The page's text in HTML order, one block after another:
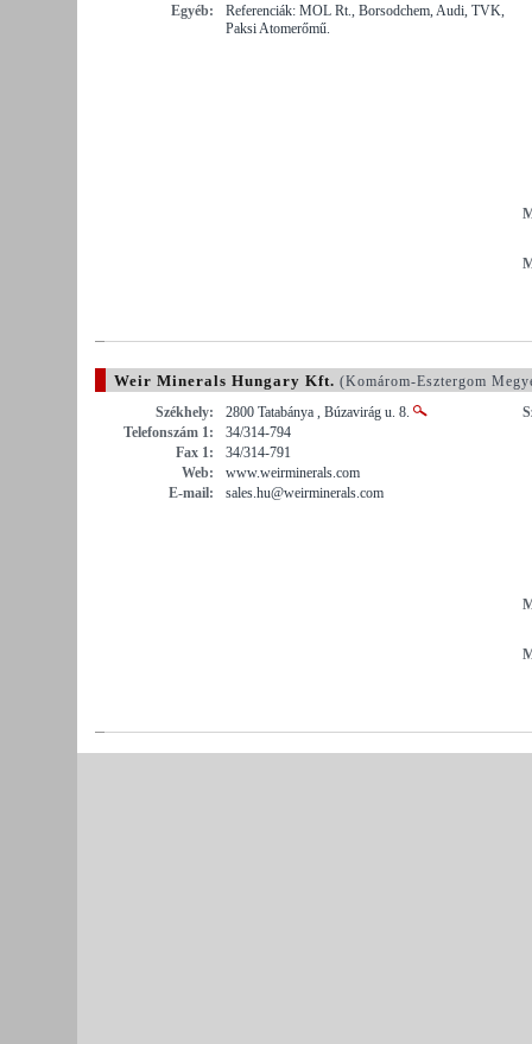
Egyéb:
Referenciák: MOL Rt., Borsodchem, Audi, TVK,
Paksi Atomerőmű.
Weir Minerals Hungary Kft. (Komárom-Esztergom
Székhely:
2800 Tatabánya , Búzavirág u. 8.
Telefonszám 1:
34/314-794
Fax 1:
34/314-791
Web:
www.weirminerals.com
E-mail:
sales.hu@weirminerals.com